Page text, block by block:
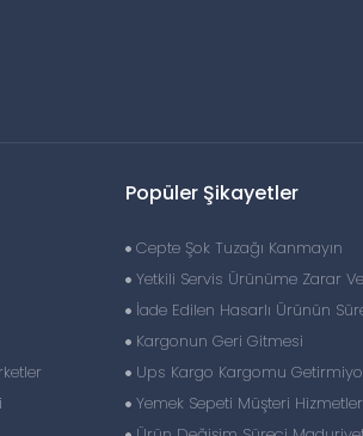
Popüler Şikayetler
Cepte Şok Tuzağı Kanmayın
Yetkili Servis Ürünüme Zarar
İade Edilen Hasarlı Ürünün
Kargonun Geri Gitmesi
Ups Kargo Kargomu
Yemek Sepeti Müşteri